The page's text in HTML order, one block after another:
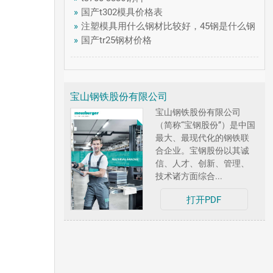
» 国产t302模具价格表
» 注塑模具用什么钢材比较好，45钢是什么钢
» 国产tr25钢材价格
宝山钢铁股份有限公司
宝山钢铁股份有限公司
（简称“宝钢股份”）是中国
最大、最现代化的钢铁联
合企业。宝钢股份以其诚
信、人才、创新、管理、
技术诸方面综合...
打开PDF